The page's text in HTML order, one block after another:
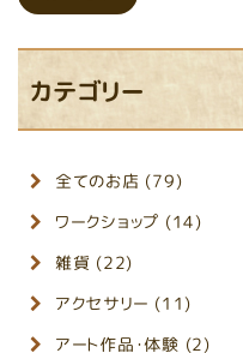
カテゴリー
全てのお店 (79)
ワークショップ (14)
雑貨 (22)
アクセサリー (11)
アート作品・体験 (2)